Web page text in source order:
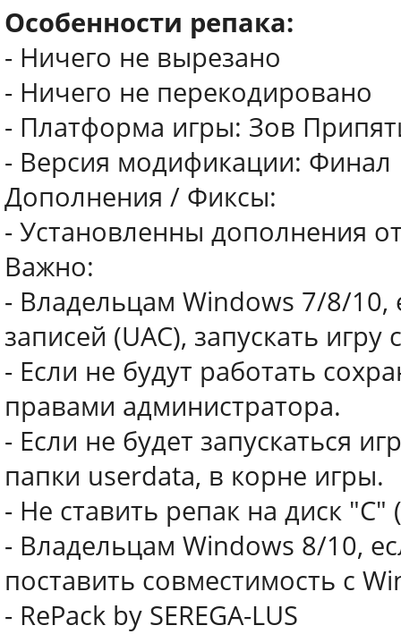
Особенности репака:
- Ничего не вырезано
- Ничего не перекодировано
- Платформа игры: Зов
- Версия модификации:
Дополнения / Фиксы:
- Установленны дополнения
Важно:
- Владельцам Windows 7/8/
записей (UAC), запускать
- Если не будут работать
правами администратора.
- Если не будет запускаться
папки userdata, в корне игры.
- Не ставить репак на диск "С"
- Владельцам Windows 8/10,
поставить совместимость с
- RePack by SEREGA-LUS